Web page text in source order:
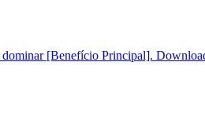
[Benefício Principal].